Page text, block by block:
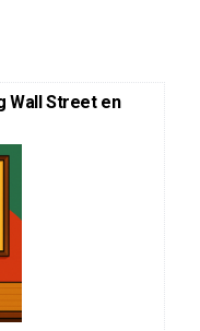
Wall Street en